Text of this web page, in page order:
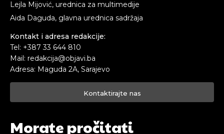
Lejla Mijović, urednica za multimedije
Aida Daguda, glavna urednica sadržaja
Kontakt i adresa redakcije:
Tel: +387 33 644 810
Mail: redakcija@objavi.ba
Adresa: Maguda 2A, Sarajevo
Kontaktirajte nas
Morate pročitati